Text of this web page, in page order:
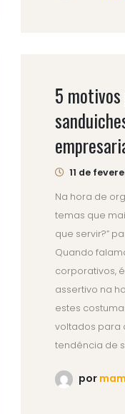
5
11 de
Na hora de
temas que
que servir?”
Quando
corporativos,
assertivo na
estes
voltados para
tendência de
por